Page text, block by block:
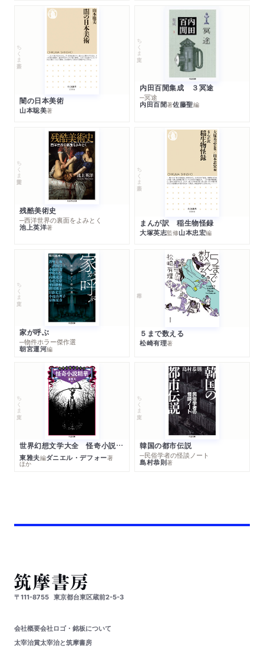
ちくま新書
闇の日本美術
山本聡美著
ちくま文庫
内田百閒集成 ３冥途
─冥途
内田百閒著佐藤聖編
ちくま学芸文庫
残酷美術史
─西洋世界の裏面をよみとく
池上英洋著
ちくま新書
まんが訳 稲生物怪録
大塚英志監修山本忠宏編
ちくま文庫
家が呼ぶ
─物件ホラー傑作選
朝宮運河編
５まで数える
松崎有理著
ちくま文庫
世界幻想文学大全 怪奇小説精華
東雅夫編ダニエル・デフォー著
ほか
ちくま文庫
韓国の都市伝説
─民俗学者の怪談ノート
島村恭則著
〒111-8755 東京都台東区蔵前2-5-3
会社概要会社ロゴ・銘板について
太宰治賞太宰治と筑摩書房